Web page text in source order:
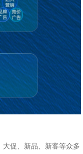
促、新品、新客等众多